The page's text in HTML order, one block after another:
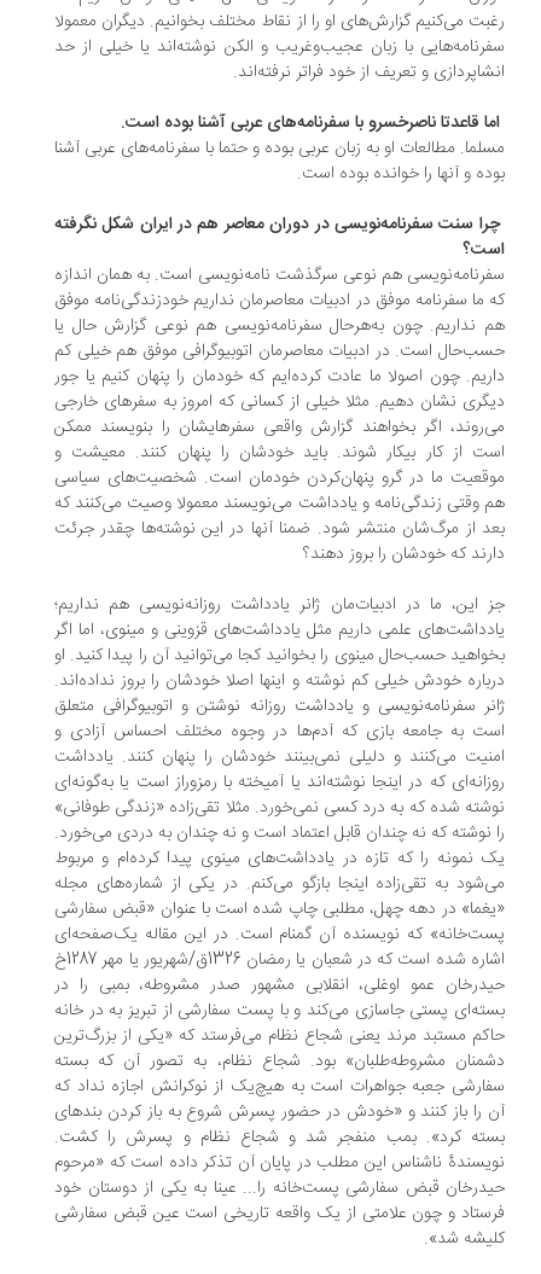
می‌کنیم گزارش‌های او را از نقاط مختلف بخوانیم. دیگران معمولا
با زبان عجیب‌وغریب و الکن نوشته‌اند یا خیلی از حد
و تعریف از خود فراتر نرفته‌اند.
قاعدتا ناصرخسرو با سفرنامه‌های عربی آشنا بوده است.
مطالعات او به زبان عربی بوده و حتما با سفرنامه‌های عربی آشنا
و آنها را خوانده بوده است.
سنت سفرنامه‌نویسی در دوران معاصر هم در ایران شکل نگرفته
هم نوعی سرگذشت ‌نامه‌نویسی است. به همان اندازه
ما سفرنامه موفق در ادبیات معاصرمان نداریم خودزندگی‌نامه موفق
نداریم. چون به‌هرحال سفرنامه‌نویسی هم نوعی گزارش حال یا
است. در ادبیات معاصرمان اتوبیوگرافی موفق هم خیلی کم
چون اصولا ما عادت کرده‌ایم که خودمان را پنهان کنیم یا جور
نشان دهیم. مثلا خیلی از کسانی که امروز به سفرهای خارجی
اگر بخواهند گزارش واقعی سفرهایشان را بنویسند ممکن
از کار بیکار ‌شوند. باید خودشان را پنهان کنند. معیشت و
ما در گرو پنهان‌کردن خودمان است. شخصیت‌های سیاسی
وقتی زندگی‌نامه و یادداشت می‌نویسند معمولا وصیت می‌کنند که
از مرگ‌شان منتشر شود. ضمنا آنها در این نوشته‌ها چقدر جرئت
که خودشان را بروز دهند؟
این، ما در ادبیات‌مان ژانر یادداشت روزانه‌نویسی هم نداریم؛
علمی داریم مثل یادداشت‌های قزوینی و مینوی، اما اگر
حسب‌حال مینوی را بخوانید کجا می‌توانید آن را پیدا کنید. او
خودش خیلی کم نوشته و اینها اصلا خودشان را بروز نداده‌اند.
سفرنامه‌نویسی و یادداشت روزانه نوشتن و اتوبیوگرافی متعلق
به جامعه بازی که آدم‌ها در وجوه مختلف احساس آزادی و
می‌کنند و دلیلی نمی‌بینند خودشان را پنهان کنند. یادداشت
که در اینجا نوشته‌اند یا آمیخته با رمز‌و‌راز است یا به‌گونه‌ای
شده که به درد کسی نمی‌خورد. مثلا تقی‌زاده «زندگی طوفانی»
نوشته که نه چندان قابل اعتماد است و نه چندان به دردی می‌خورد.
نمونه را که تازه در یادداشت‌های مینوی پیدا کرده‌ام و مربوط
به تقی‌زاده اینجا بازگو می‌کنم. در یکی از شماره‌های مجله
در دهه چهل، مطلبی چاپ شده است با عنوان «قبض سفارشی
که نویسنده آن گمنام است. در این مقاله یک‌صفحه‌ای
اشاره شده است که در شعبان یا رمضان 1326ق/شهریور یا مهر 1287خ
عمو اوغلی، انقلابی مشهور صدر مشروطه، بمبی را در
پستی جاسازی می‌کند و با پست سفارشی از تبریز به در خانه
مستبد مرند یعنی شجاع نظام می‌فرستد که «یکی از بزرگ‌ترین
مشروطه‌طلبان» بود. شجاع نظام، به تصور آن که بسته
جعبه جواهرات است به هیچ‌یک از نوکرانش اجازه نداد که
را باز کنند و «خودش در حضور پسرش شروع به باز کردن بندهای
کرد». بمب منفجر شد و شجاع نظام و پسرش را کشت.
ناشناس این مطلب در پایان آن تذکر داده است که «مرحوم
قبض سفارشی پست‌خانه را... عینا به یکی از دوستان خود
و چون علامتی از یک واقعه تاریخی است عین قبض سفارشی
شد».